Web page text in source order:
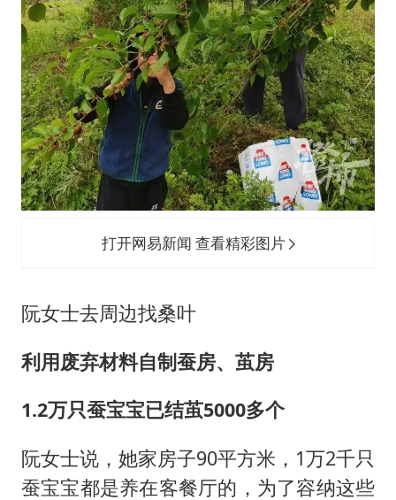
打开网易新闻 查看精彩图片
阮女士去周边找桑叶
利用废弃材料自制蚕房、茧房
1.2万只蚕宝宝已结茧5000多个
阮女士说，她家房子90平方米，1万2千只
蚕宝宝都是养在客餐厅的，为了容纳这些